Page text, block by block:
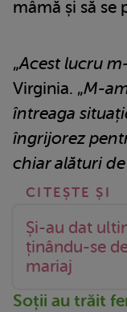
mâmă și să se
„Acest lucru
Virginia. „M-
întreaga
îngrijorez
chiar alături
Și-au dat
ținându-se
mariaj
Soții au trăit